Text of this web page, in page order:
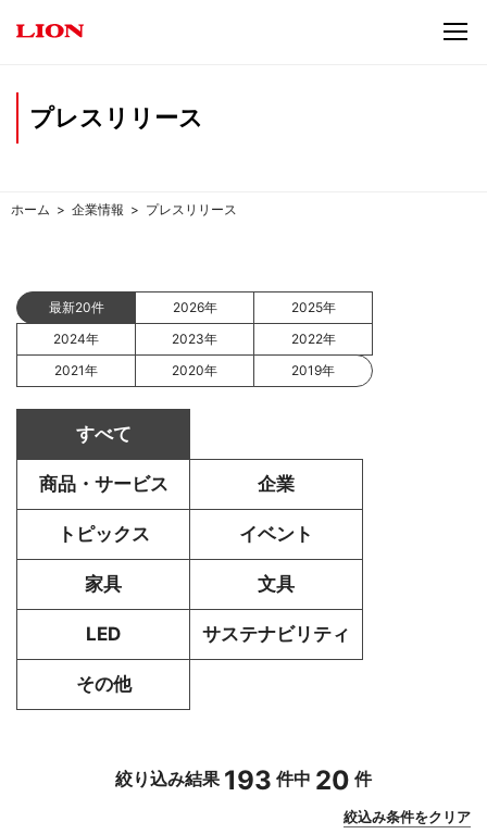
プレスリリース
ホーム 企業情報 プレスリリース
最新20件 2026年
2025年
2024年
2023年
2022年
2021年
2020年 2019年
すべて
商品・サービス 企業
トピックス イベント
家具 文具
LED サステナビリティ
その他
絞込み条件をクリア
絞り込み結果 193 件中 20 件